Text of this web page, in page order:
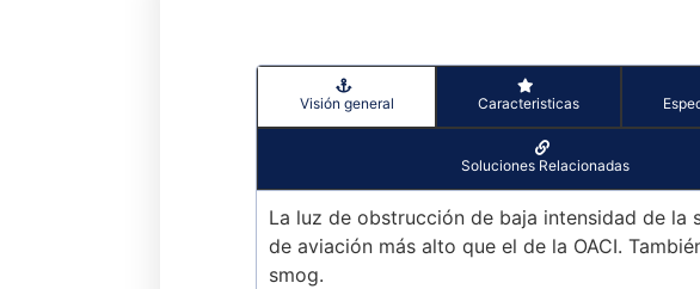
Visión general Caracteristicas
Soluciones Relacionadas
La luz de obstrucción de baja intensidad de la
de aviación más alto que el de la OACI.
smog.